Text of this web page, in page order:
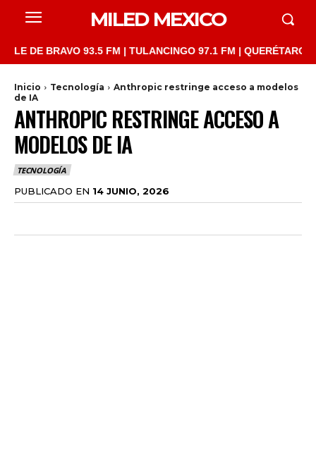
MILED MEXICO
BRAVO 93.5 FM | TULANCINGO 97.1 FM | QUERÉTARO
Inicio Tecnología
Anthropic restringe acceso a modelos
de IA
ANTHROPIC RESTRINGE ACCESO A
MODELOS DE IA
TECNOLOGÍA
PUBLICADO EN 14 JUNIO, 2026